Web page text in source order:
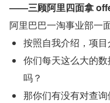
——三顾阿里四面拿
阿里巴巴一淘事业部一
按照自我介绍，项目
你们每天这么大的
吗？
那你们有没有对查